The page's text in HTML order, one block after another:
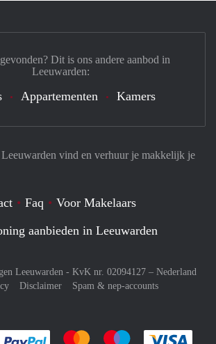
vind en verhuur je makkelijk je
Faq
Voor Makelaars
aanbieden in Leeuwarden
Leeuwarden - KvK nr. 02094127 – Nederland
Disclaimer
Spam & nep-accounts
Je rekent gemakkelijk af met Paypal
Je rekent gemakkelijk af met
Je rekent
Dit is ons andere aanbod in
Leeuwarden:
Appartementen Kamers